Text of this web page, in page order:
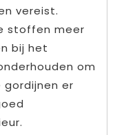
vereist.
stoffen meer
bij het
om
er